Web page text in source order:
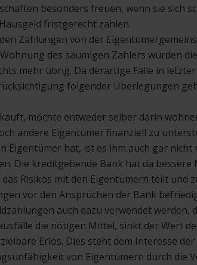
besonders freuen, wenn sie sich
fristgerecht zahlen.
Zahlungen von der
des säumigen Zahlers wurden
mehr übrig. Da derartige Fälle in
folgender Überlegungen
möchte entweder selber darin
andere Eigentümer finanziell zu
Eigentümer hat, ist es ihm auch gar nicht
Die kreditgebende Bank hat da bessere
Risikos mit den Eigentümern teilt und
vor den Ansprüchen der Bank
auch dazu verwendet werden,
die nötigen Mittel, sinkt der Wert
Erlös. Dies steht dem Interesse
von Eigentümern durch die